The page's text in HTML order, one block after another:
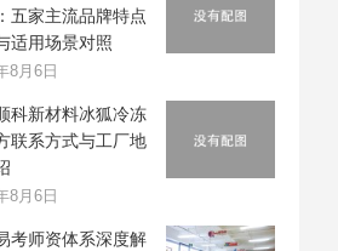
五家主流品牌特点
适用场景对照
8月6日
科新材料冰狐冷冻
联系方式与工厂地
8月6日
考师资体系深度解